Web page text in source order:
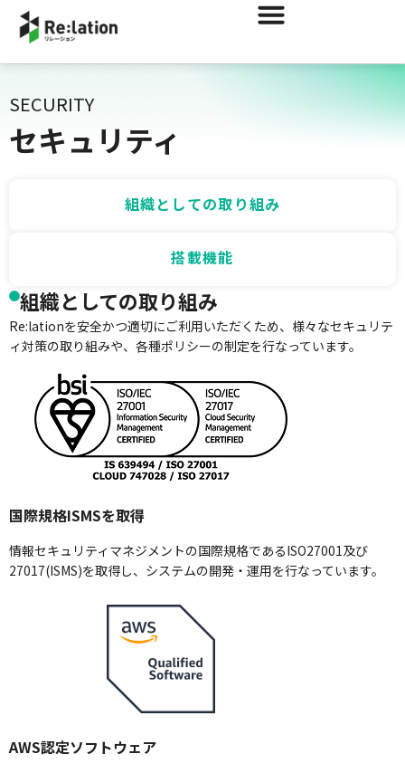
SECURITY
セキュリティ
組織としての取り組み
搭載機能
組織としての取り組み
Re:lationを安全かつ適切にご利用いただくため、様々なセキュリテ
ィ対策の取り組みや、各種ポリシーの制定を行なっています。
国際規格ISMSを取得
情報セキュリティマネジメントの国際規格であるISO27001及び
27017(ISMS)を取得し、システムの開発・運用を行なっています。
AWS認定ソフトウェア